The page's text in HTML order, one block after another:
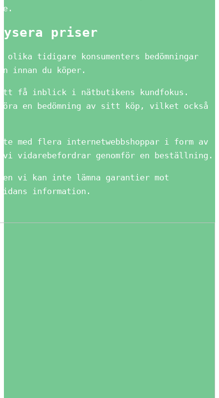
priser
tidigare konsumenters bedömningar
innan du köper.
få inblick i nätbutikens kundfokus.
en bedömning av sitt köp, vilket också
med flera internetwebbshoppar i form av
vidarebefordrar genomför en beställning.
vi kan inte lämna garantier mot
information.